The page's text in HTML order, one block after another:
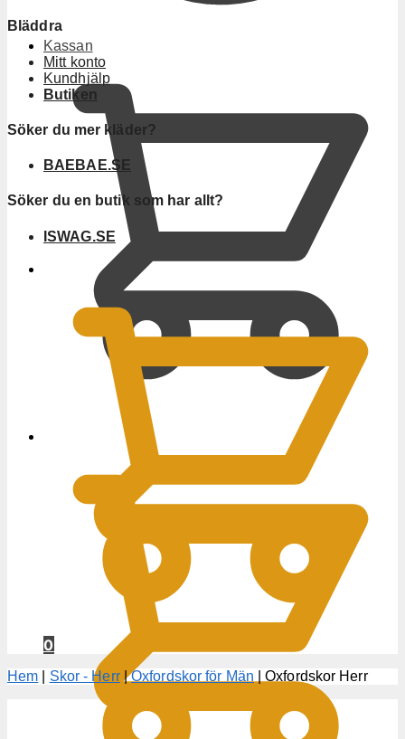
Kassan
Bläddra
Mitt konto
Kundhjälp
Butiken
Söker du mer kläder?
BAEBAE.SE
Söker du en butik som har allt?
ISWAG.SE
0
Hem Skor - Herr|Oxfordskor för Män |Oxfordskor Herr